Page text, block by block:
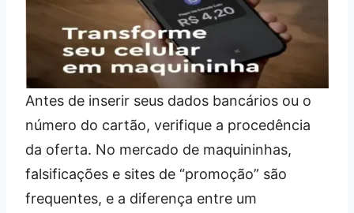
Antes de inserir seus dados bancários ou o
número do cartão, verifique a procedência
da oferta. No mercado de maquininhas,
falsificações e sites de “promoção” são
frequentes, e a diferença entre um